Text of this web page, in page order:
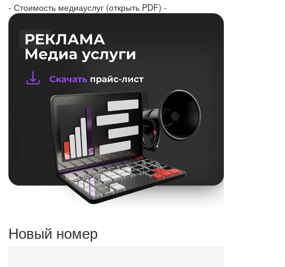
- Стоимость медиауслуг (открыть PDF) -
Новый номер